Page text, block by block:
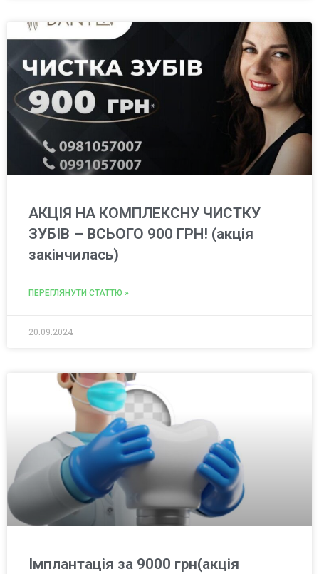
АКЦІЯ НА КОМПЛЕКСНУ ЧИСТКУ
ЗУБІВ – ВСЬОГО 900 ГРН! (акція
закінчилась)
ПЕРЕГЛЯНУТИ СТАТТЮ »
20.09.2024
Імплантація за 9000 грн(акція